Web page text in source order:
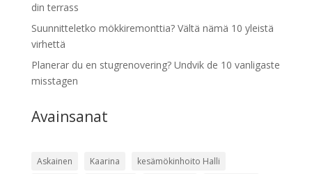
din terrass
Suunnitteletko mökkiremonttia? Vältä nämä 10 yleistä
virhettä
Planerar du en stugrenovering? Undvik de 10 vanligaste
misstagen
Avainsanat
Askainen Kaarina
kesämökinhoito Halli